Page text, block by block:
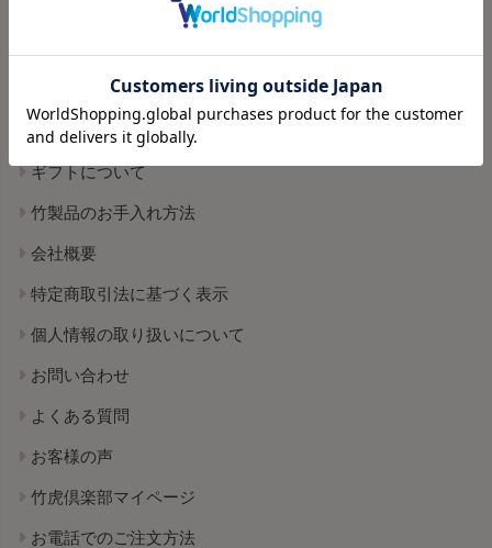
返品・交換について
ポイントについて
ギフトについて
竹製品のお手入れ方法
会社概要
特定商取引法に基づく表示
個人情報の取り扱いについて
お問い合わせ
よくある質問
お客様の声
竹虎倶楽部マイページ
お電話でのご注文方法